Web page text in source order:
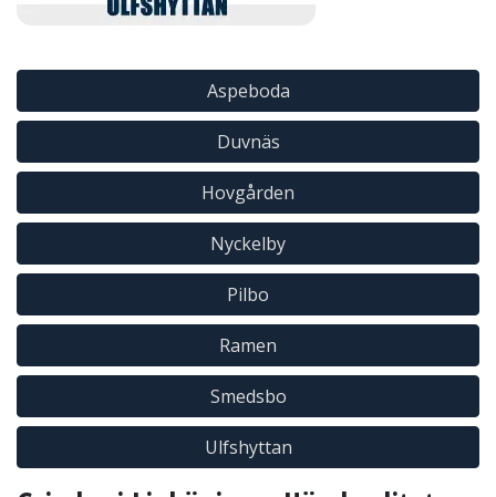
Aspeboda
Duvnäs
Hovgården
Nyckelby
Pilbo
Ramen
Smedsbo
Ulfshyttan